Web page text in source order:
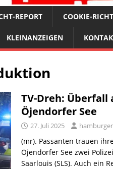
REPORT COOKIE-
KLEINANZEIGEN
TV-Dreh: Überfall
Öjendorfer See
27. Juli 2025
(mr). Passanten trauen
Öjendorfer See zwei
Saarlouis (SLS). Auch ein